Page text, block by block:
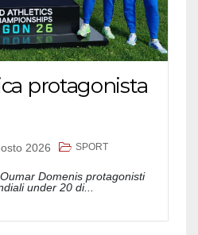
protagonista
2026 SPORT
Domenis protagonisti
under 20 di...